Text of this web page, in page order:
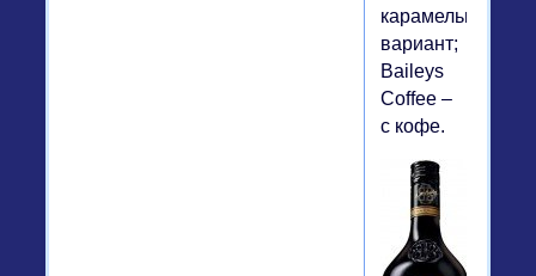
карамельный
вариант;
Baileys
Coffee –
с кофе.